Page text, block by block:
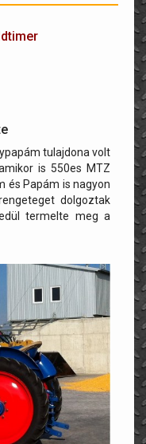
tulajdona volt
is 550es MTZ
és Papám is nagyon
dolgoztak
termelte meg a